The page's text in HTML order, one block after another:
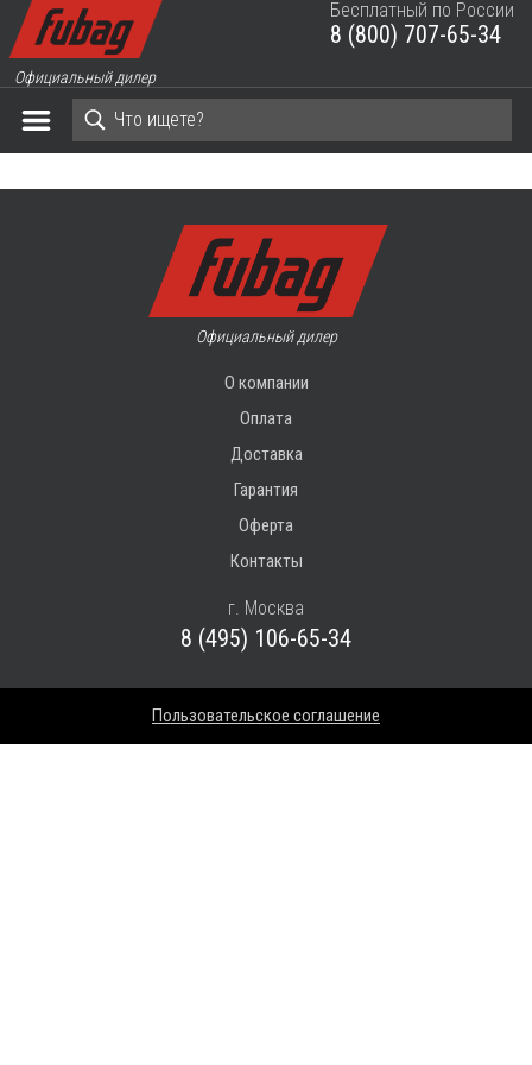
Официальный дилер
Бесплатный по России
8 (800) 707-65-34
Официальный дилер
О компании
Оплата
Доставка
Гарантия
Оферта
Контакты
г. Москва
8 (495) 106-65-34
Пользовательское соглашение
ЗАКРЫТЬ КОРЗИНУ